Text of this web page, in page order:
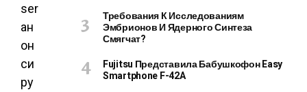
ser
ан
он
си
ру
Требования К Исследованиям
Эмбрионов И Ядерного Синтеза
Смягчат?
Fujitsu Представила Бабушкофон Easy
Smartphone F-42A